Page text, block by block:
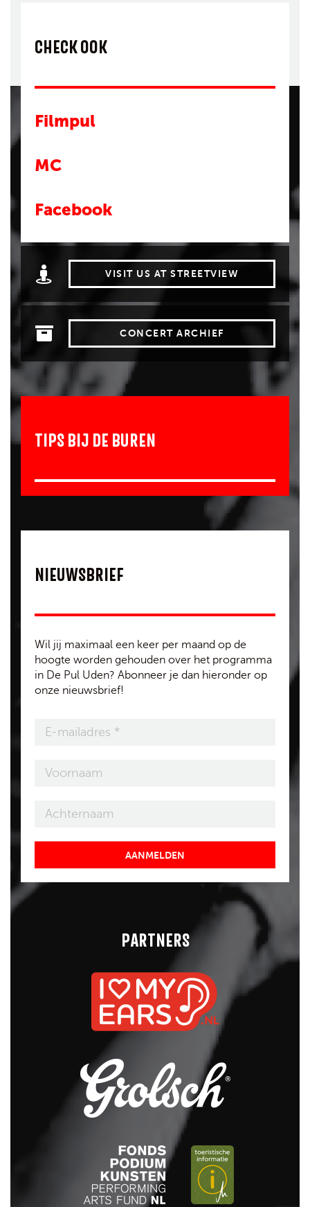
CHECK OOK
Filmpul
MC
Facebook
VISIT US AT STREETVIEW
CONCERT ARCHIEF
TIPS BIJ DE BUREN
NIEUWSBRIEF
Wil jij maximaal een keer per maand op de
hoogte worden gehouden over het programma
in De Pul Uden? Abonneer je dan hieronder op
onze nieuwsbrief!
AANMELDEN
PARTNERS